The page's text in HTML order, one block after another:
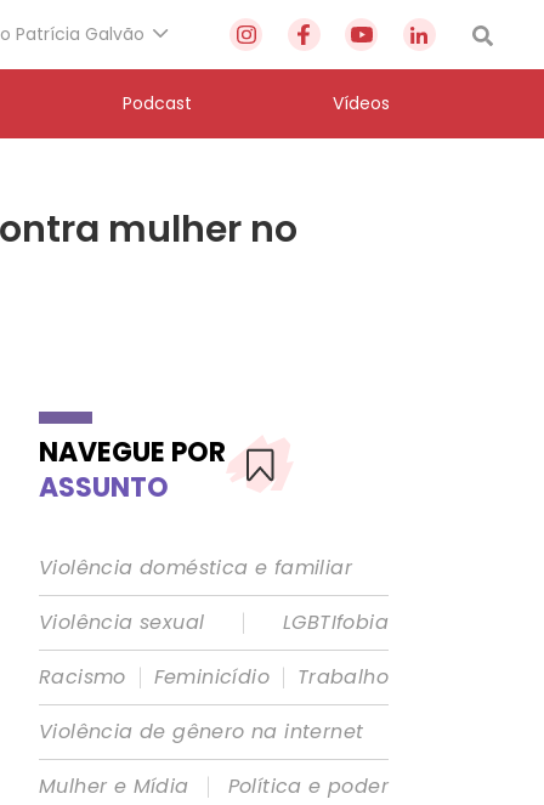
Patrícia Galvão
Podcast Vídeos
mulher no
NAVEGUE POR
ASSUNTO
Violência doméstica e familiar
Violência sexual
|
LGBTIfobia
Racismo | Feminicídio | Trabalho
Violência de gênero na internet
Mulher e Mídia
|
Política e poder